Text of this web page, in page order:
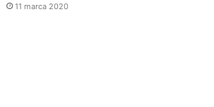
11 marca 2020